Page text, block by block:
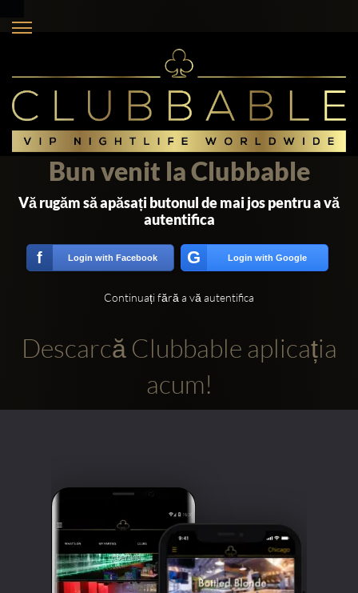
Conturi
sociale:
Bun venit la Clubbable
Vă rugăm să apăsați butonul de mai jos pentru a vă
autentifica
f Login with Facebook G Login with Google
Continuați fără a vă autentifica
Descarcă Clubbable aplicația
acum!